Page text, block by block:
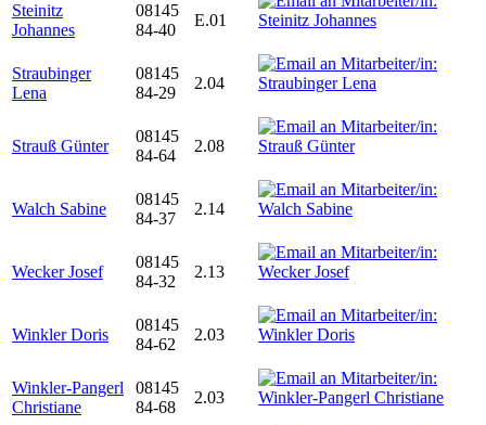
Steinitz
Johannes
08145
84-40
E.01
Straubinger
Lena
08145
84-29
2.04
Strauß Günter
08145
84-64
2.08
Walch Sabine
08145
84-37
2.14
Wecker Josef
08145
84-32
2.13
Winkler Doris
08145
84-62
2.03
Winkler-Pangerl
Christiane
08145
84-68
2.03